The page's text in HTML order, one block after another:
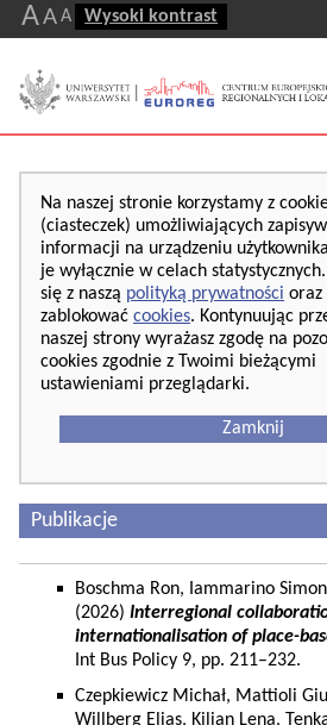
AA A Wysoki kontrast
Na naszej stronie korzystamy z
(ciasteczek) umożliwiających
informacji na urządzeniu
je wyłącznie w celach
się z naszą polityką prywatności oraz
zablokować cookies. Kontynuując
naszej strony wyrażasz zgodę na
cookies zgodnie z Twoimi bieżącymi
ustawieniami przeglądarki.
Zamknij
Publikacje
Boschma Ron, Iammarino
(2026) Interregional
internationalisation of place-
Int Bus Policy 9, pp. 211–232.
Czepkiewicz Michał, Mattioli
Willberg Elias, Kilian Lena,